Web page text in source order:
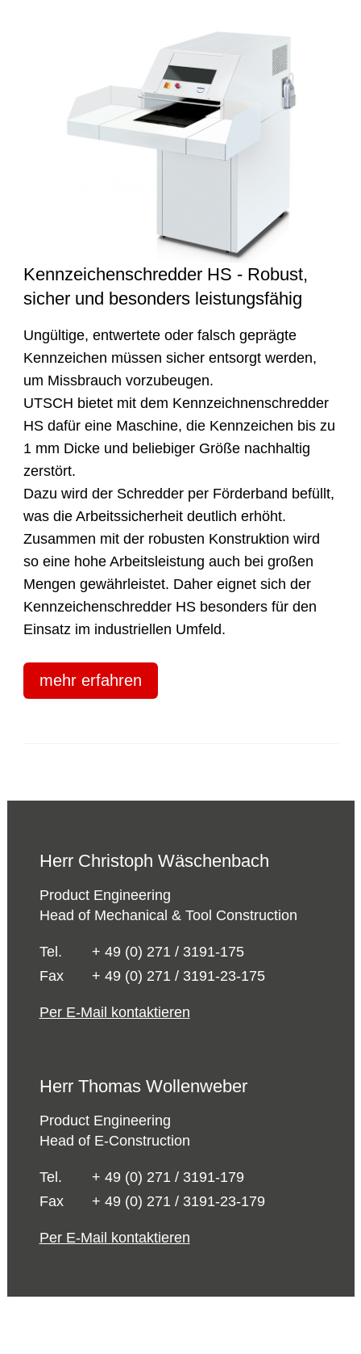
Kennzeichenschredder HS - Robust,
sicher und besonders leistungsfähig
Ungültige, entwertete oder falsch geprägte
Kennzeichen müssen sicher entsorgt werden,
um Missbrauch vorzubeugen.
UTSCH bietet mit dem Kennzeichnenschredder
HS dafür eine Maschine, die Kennzeichen bis zu
1 mm Dicke und beliebiger Größe nachhaltig
zerstört.
Dazu wird der Schredder per Förderband befüllt,
was die Arbeitssicherheit deutlich erhöht.
Zusammen mit der robusten Konstruktion wird
so eine hohe Arbeitsleistung auch bei großen
Mengen gewährleistet. Daher eignet sich der
Kennzeichenschredder HS besonders für den
Einsatz im industriellen Umfeld.
mehr erfahren
Herr Christoph Wäschenbach
Product Engineering
Head of Mechanical & Tool Construction
Tel.
+ 49 (0) 271 / 3191-175
Fax
+ 49 (0) 271 / 3191-23-175
Per E-Mail kontaktieren
Herr Thomas Wollenweber
Product Engineering
Head of E-Construction
Tel.
+ 49 (0) 271 / 3191-179
Fax
+ 49 (0) 271 / 3191-23-179
Per E-Mail kontaktieren